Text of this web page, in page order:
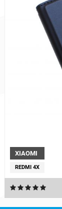
XIAOMI
REDMI 4X